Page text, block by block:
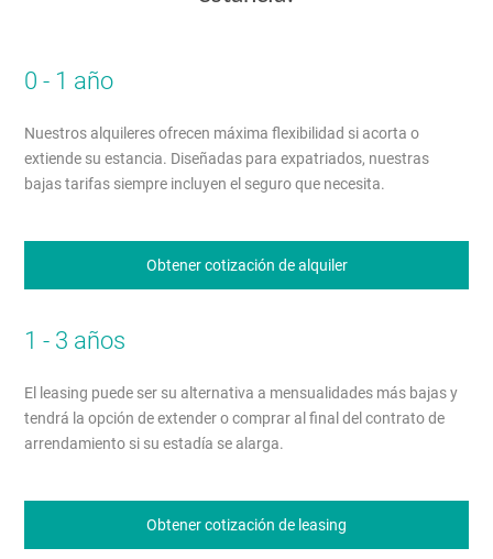
0 - 1 año
Nuestros alquileres ofrecen máxima flexibilidad si acorta o
extiende su estancia. Diseñadas para expatriados, nuestras
bajas tarifas siempre incluyen el seguro que necesita.
Obtener cotización de alquiler
1 - 3 años
El leasing puede ser su alternativa a mensualidades más bajas y
tendrá la opción de extender o comprar al final del contrato de
arrendamiento si su estadía se alarga.
Obtener cotización de leasing